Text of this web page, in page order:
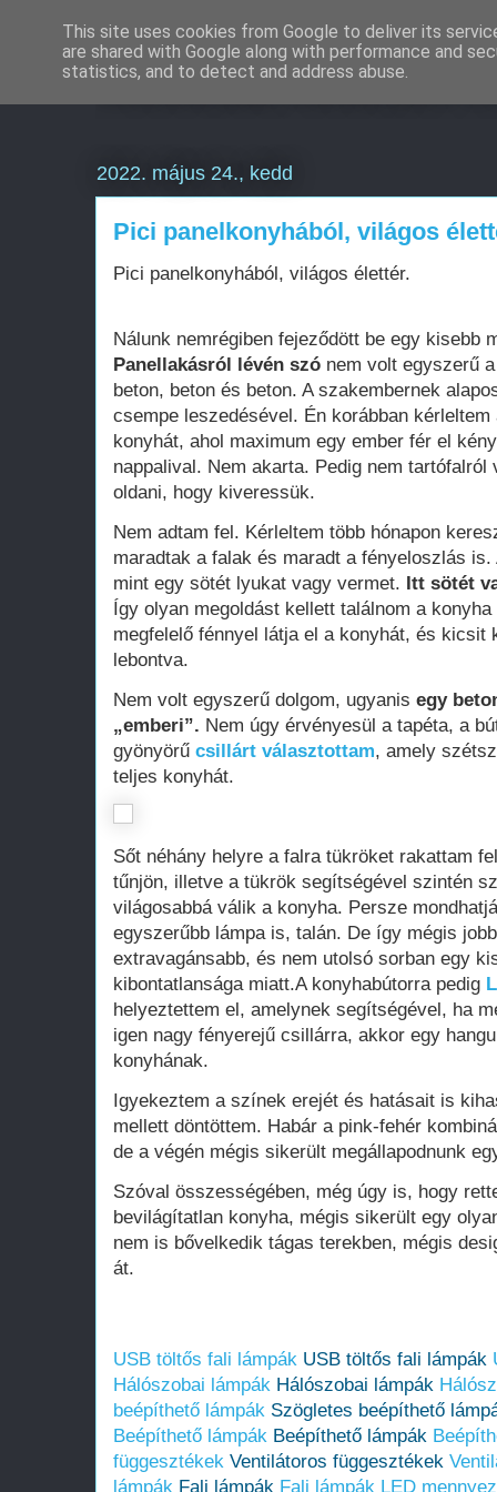
Weboldal készítés
2022. május 24., kedd
Pici panelkonyhából, világos
Pici panelkonyhából, világos élettér.
Nálunk nemrégiben fejeződött be egy kisebb
Panellakásról lévén szó nem volt egyszerű
beton, beton és beton. A szakembernek
csempe leszedésével. Én korábban
konyhát, ahol maximum egy ember fér el
nappalival. Nem akarta. Pedig nem
oldani, hogy kiveressük.
Nem adtam fel. Kérleltem több hónapon
maradtak a falak és maradt a fényeloszlás
mint egy sötét lyukat vagy vermet. Itt sötét
Így olyan megoldást kellett találnom a
megfelelő fénnyel látja el a konyhát, és kicsit
lebontva.
Nem volt egyszerű dolgom, ugyanis egy
„emberi”. Nem úgy érvényesül a tapéta, a
gyönyörű csillárt választottam, amely
teljes konyhát.
Sőt néhány helyre a falra tükröket rakattam
tűnjön, illetve a tükrök segítségével szintén
világosabbá válik a konyha. Persze
egyszerűbb lámpa is, talán. De így mégis
extravagánsabb, és nem utolsó sorban egy
kibontatlansága miatt.A konyhabútorra pedig
helyeztettem el, amelynek segítségével, ha
igen nagy fényerejű csillárra, akkor egy
konyhának.
Igyekeztem a színek erejét és hatásait is
mellett döntöttem. Habár a pink-fehér
de a végén mégis sikerült megállapodnunk
Szóval összességében, még úgy is, hogy
bevilágítatlan konyha, mégis sikerült egy
nem is bővelkedik tágas terekben, mégis
át.
USB töltős fali lámpák USB töltős fali lámpák
Hálószobai lámpák Hálószobai lámpák
beépíthető lámpák Szögletes beépíthető
Beépíthető lámpák Beépíthető lámpák
függesztékek Ventilátoros függesztékek
lámpák Fali lámpák Fali lámpák LED
This site uses cookies from Google to deliver its
are shared with Google along with performance and
statistics, and to detect and address abuse.